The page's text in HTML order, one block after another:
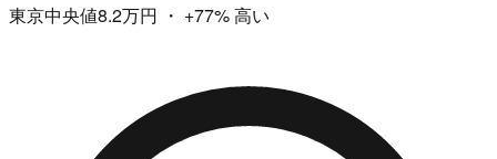
東京中央値8.2万円 ・ +77%高い